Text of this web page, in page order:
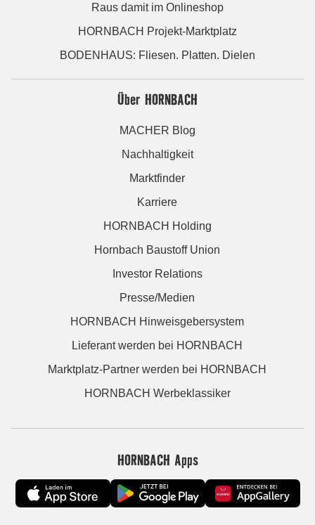
Raus damit im Onlineshop
HORNBACH Projekt-Marktplatz
BODENHAUS: Fliesen. Platten. Dielen
Über HORNBACH
MACHER Blog
Nachhaltigkeit
Marktfinder
Karriere
HORNBACH Holding
Hornbach Baustoff Union
Investor Relations
Presse/Medien
HORNBACH Hinweisgebersystem
Lieferant werden bei HORNBACH
Marktplatz-Partner werden bei HORNBACH
HORNBACH Werbeklassiker
HORNBACH Apps